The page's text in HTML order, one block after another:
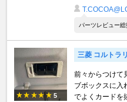
パーツレビュー
5
三菱 コルトラ
前々からつけて
ブボックスに入
でよくカードを